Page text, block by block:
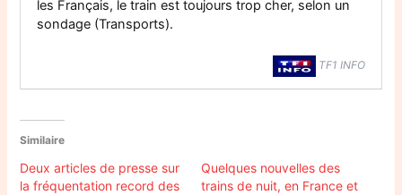
les Français, le train est toujours trop cher, selon un
sondage (Transports).
TF1 INFO
Similaire
Deux articles de presse sur
la fréquentation record des
Quelques nouvelles des
trains de nuit, en France et